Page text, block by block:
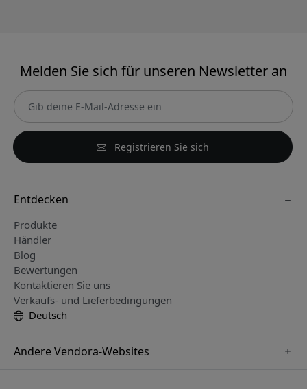
Melden Sie sich für unseren Newsletter an
Registrieren Sie sich
Entdecken
Produkte
Händler
Blog
Bewertungen
Kontaktieren Sie uns
Verkaufs- und Lieferbedingungen
Deutsch
Andere Vendora-Websites